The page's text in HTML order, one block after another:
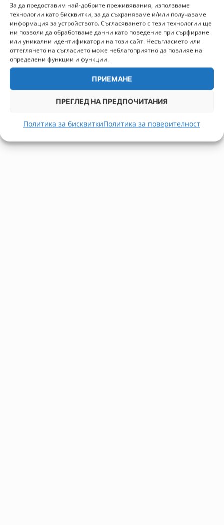
За да предоставим най-добрите преживявания, използваме
технологии като бисквитки, за да съхраняваме и/или получаваме
информация за устройството. Съгласяването с тези технологии ще
ни позволи да обработваме данни като поведение при сърфиране
или уникални идентификатори на този сайт. Несъгласието или
оттеглянето на съгласието може неблагоприятно да повлияе на
определени функции и функции.
ПРИЕМАНЕ
ПРЕГЛЕД НА ПРЕДПОЧИТАНИЯ
Политика за бисквиткиПолитика за поверителност